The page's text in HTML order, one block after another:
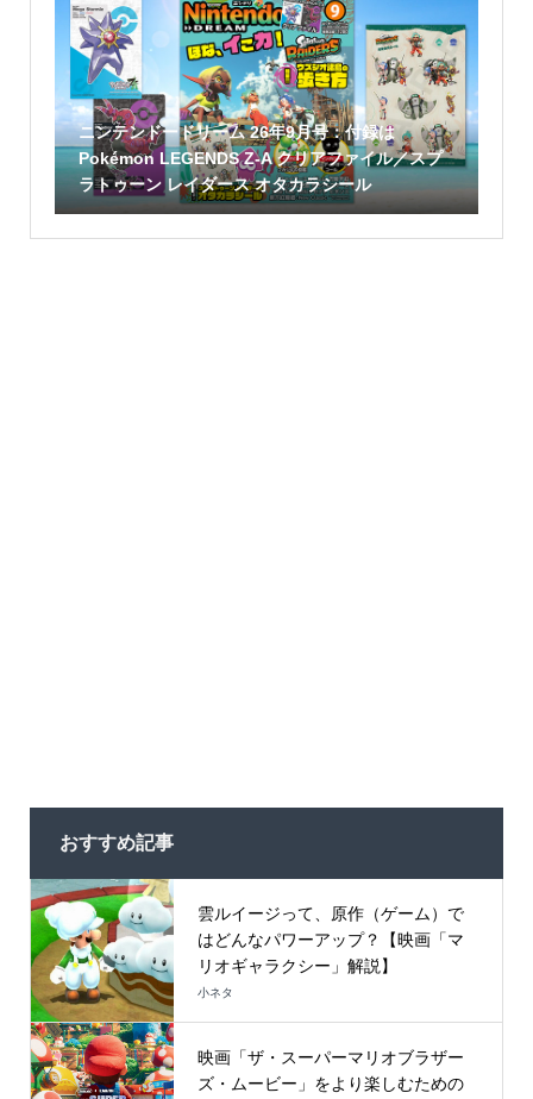
ニンテンドードリーム 26年9月号：付録は
Pokémon LEGENDS Z-A クリアファイル／スプ
ラトゥーン レイダース オタカラシール
おすすめ記事
雲ルイージって、原作（ゲーム）で
はどんなパワーアップ？【映画「マ
リオギャラクシー」解説】
小ネタ
映画「ザ・スーパーマリオブラザー
ズ・ムービー」をより楽しむための